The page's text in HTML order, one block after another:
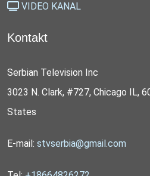
VIDEO KANAL
Kontakt
Serbian Television Inc
3023 N. Clark, #727, Chicago IL,
States
E-mail: stvserbia@gmail.com